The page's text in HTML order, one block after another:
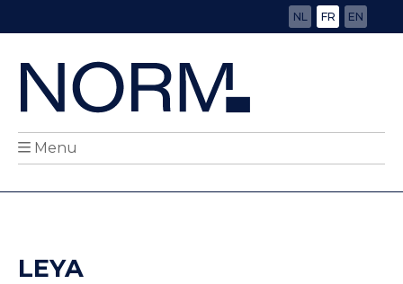
NL FR EN
Menu
LEYA